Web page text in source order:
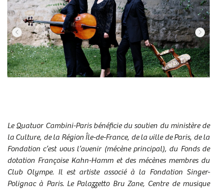
Le Quatuor Cambini-Paris bénéficie du soutien du ministère de
la Culture, de la Région Île-de-France, de la ville de Paris, de la
Fondation c’est vous l’avenir (mécène principal), du Fonds de
dotation Françoise Kahn-Hamm et des mécènes membres du
Club Olympe. Il est artiste associé à la Fondation Singer-
Polignac à Paris. Le Palazzetto Bru Zane, Centre de musique